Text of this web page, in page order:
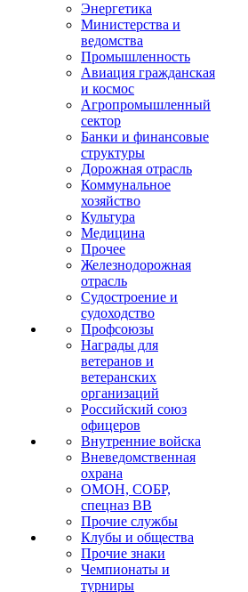
Энергетика
Министерства и
ведомства
Промышленность
Авиация гражданская
и космос
Агропромышленный
сектор
Банки и финансовые
структуры
Дорожная отрасль
Коммунальное
хозяйство
Культура
Медицина
Прочее
Железнодорожная
отрасль
Судостроение и
судоходство
Профсоюзы
Награды для
ветеранов и
ветеранских
организаций
Российский союз
офицеров
Внутренние войска
Вневедомственная
охрана
ОМОН, СОБР,
спецназ ВВ
Прочие службы
Клубы и общества
Прочие знаки
Чемпионаты и
турниры